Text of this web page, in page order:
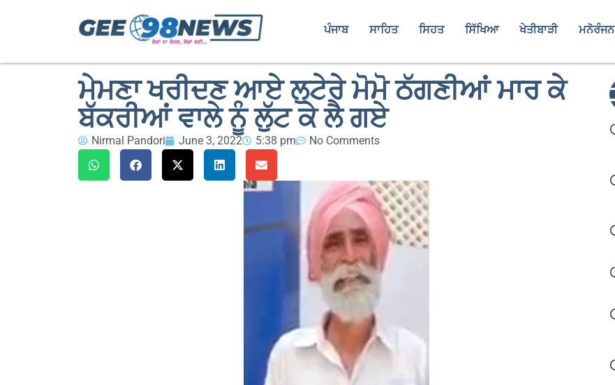
ਪੰਜਾਬ ਸਾਹਿਤ ਸਿਹਤ ਸਿੱਖਿਆ ਖੇਤੀਬਾੜੀ ਮਨੋਰੰਜਨ
ਮੇਮਣਾ ਖਰੀਦਣ ਆਏ ਲੁਟੇਰੇ ਮੋਮੋ ਠੱਗਣੀਆਂ ਮਾਰ ਕੇ
ਬੱਕਰੀਆਂ ਵਾਲੇ ਨੂੰ ਲੁੱਟ ਕੇ ਲੈ ਗਏ
Nirmal Pandori June 3, 2022 5:38 pm No Comments